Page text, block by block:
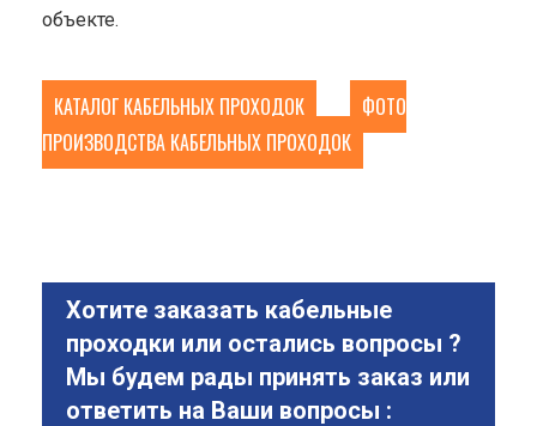
объекте.
КАТАЛОГ КАБЕЛЬНЫХ ПРОХОДОК
ФОТО
ПРОИЗВОДСТВА КАБЕЛЬНЫХ ПРОХОДОК
Хотите заказать кабельные
проходки или остались вопросы ?
Мы будем рады принять заказ или
ответить на Ваши вопросы :